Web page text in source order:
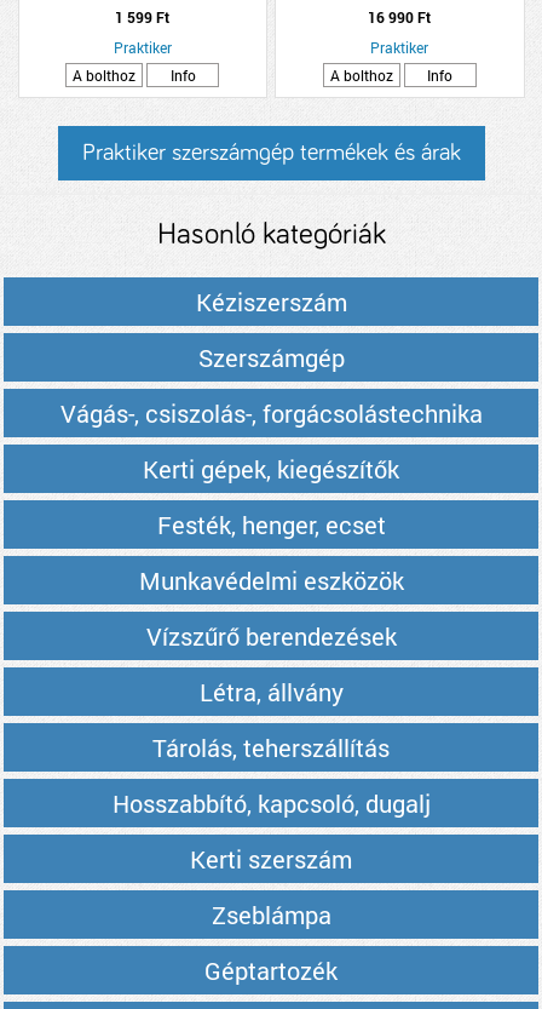
1 599 Ft
Praktiker
A bolthoz
Info
16 990 Ft
Praktiker
A bolthoz
Info
Praktiker szerszámgép termékek és árak
Hasonló kategóriák
Kéziszerszám
Szerszámgép
Vágás-, csiszolás-, forgácsolástechnika
Kerti gépek, kiegészítők
Festék, henger, ecset
Munkavédelmi eszközök
Vízszűrő berendezések
Létra, állvány
Tárolás, teherszállítás
Hosszabbító, kapcsoló, dugalj
Kerti szerszám
Zseblámpa
Géptartozék